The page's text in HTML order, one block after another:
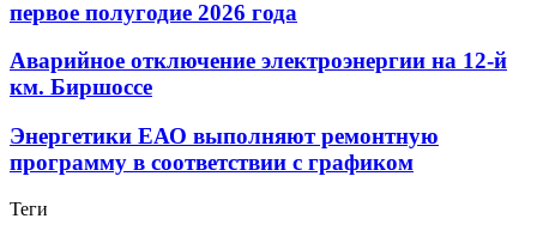
первое полугодие 2026 года
Аварийное отключение электроэнергии на 12-й
км. Биршоссе
Энергетики ЕАО выполняют ремонтную
программу в соответствии с графиком
Теги